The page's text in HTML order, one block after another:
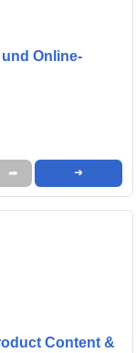
Online-
➦ ➜
Content &